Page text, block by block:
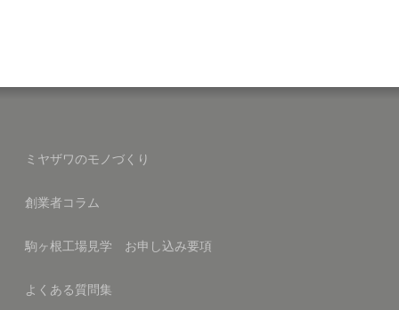
ミヤザワのモノづくり
創業者コラム
駒ヶ根工場見学 お申し込み要項
よくある質問集